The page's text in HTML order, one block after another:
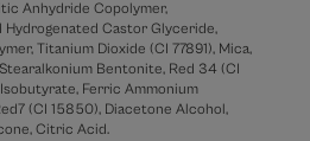
Anhydride Copolymer,
Castor Glyceride,
Titanium Dioxide (CI 77891), Mica,
Bentonite, Red 34 (CI
Ferric Ammonium
(CI 15850), Diacetone Alcohol,
Citric Acid.